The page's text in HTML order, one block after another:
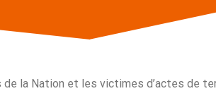
la Nation et les victimes d’actes de